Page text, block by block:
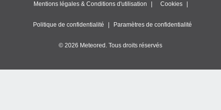
Mentions légales & Conditions d'utilisation Cookies
Politique de confidentialité Paramètres de confidentialité
© 2026 Meteored. Tous droits réservés